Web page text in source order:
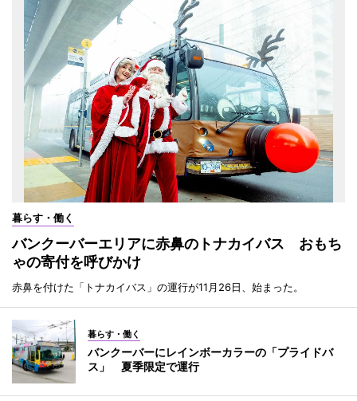
暮らす・働く
バンクーバーエリアに赤鼻のトナカイバス おもち
ゃの寄付を呼びかけ
赤鼻を付けた「トナカイバス」の運行が11月26日、始まった。
暮らす・働く
バンクーバーにレインボーカラーの「プライドバ
ス」 夏季限定で運行